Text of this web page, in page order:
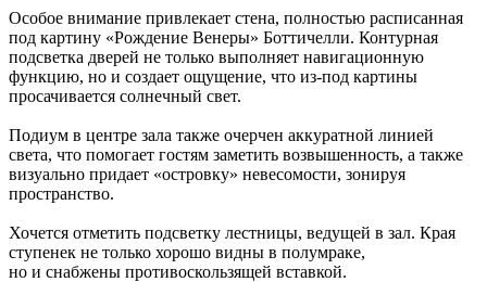
Особое внимание привлекает стена, полностью расписанная
под картину «Рождение Венеры» Боттичелли. Контурная
подсветка дверей не только выполняет навигационную
функцию, но и создает ощущение, что из-под картины
просачивается солнечный свет.
Подиум в центре зала также очерчен аккуратной линией
света, что помогает гостям заметить возвышенность, а также
визуально придает «островку» невесомости, зонируя
пространство.
Хочется отметить подсветку лестницы, ведущей в зал. Края
ступенек не только хорошо видны в полумраке,
но и снабжены противоскользящей вставкой.